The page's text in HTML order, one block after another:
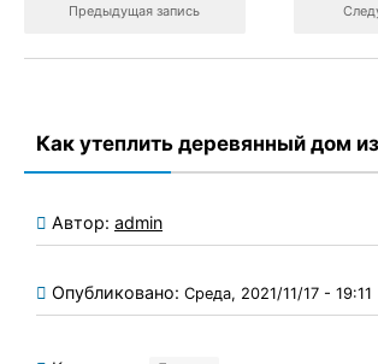
Предыдущая запись
Как утеплить деревянный дом
Автор: admin
Опубликовано: Среда, 2021/11/17 - 19:11